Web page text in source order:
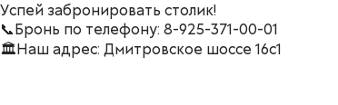
Успей забронировать столик!
📞Бронь по телефону: 8-925-371-00-01
🏛Наш адрес: Дмитровское шоссе 16с1